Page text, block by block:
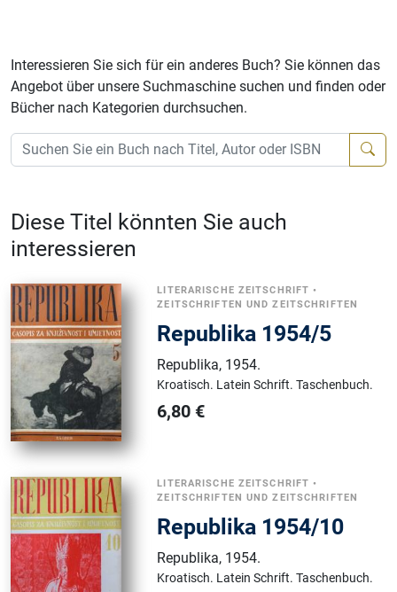
Interessieren Sie sich für ein anderes Buch? Sie können das
Angebot über unsere Suchmaschine suchen und finden oder
Bücher nach Kategorien durchsuchen.
Diese Titel könnten Sie auch
interessieren
LITERARISCHE ZEITSCHRIFT •
ZEITSCHRIFTEN UND ZEITSCHRIFTEN
Republika 1954/5
Republika, 1954.
Kroatisch. Latein Schrift.Taschenbuch.
6,80 €
LITERARISCHE ZEITSCHRIFT •
ZEITSCHRIFTEN UND ZEITSCHRIFTEN
Republika 1954/10
Republika, 1954.
Kroatisch. Latein Schrift.Taschenbuch.